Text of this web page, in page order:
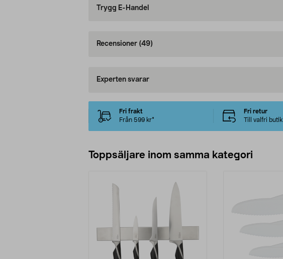
Trygg E-Handel
Recensioner (49)
Experten svarar
Fri frakt
Från 599 kr*
Fri retur
Till valfri butik
Toppsäljare inom samma kategori